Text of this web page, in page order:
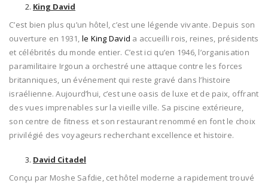
King David
C’est bien plus qu’un hôtel, c’est une légende vivante. Depuis son
ouverture en 1931, le King David a accueilli rois, reines, présidents
et célébrités du monde entier. C’est ici qu’en 1946, l’organisation
paramilitaire Irgoun a orchestré une attaque contre les forces
britanniques, un événement qui reste gravé dans l’histoire
israélienne. Aujourd’hui, c’est une oasis de luxe et de paix, offrant
des vues imprenables sur la vieille ville. Sa piscine extérieure,
son centre de fitness et son restaurant renommé en font le choix
privilégié des voyageurs recherchant excellence et histoire.
David Citadel
Conçu par Moshe Safdie, cet hôtel moderne a rapidement trouvé